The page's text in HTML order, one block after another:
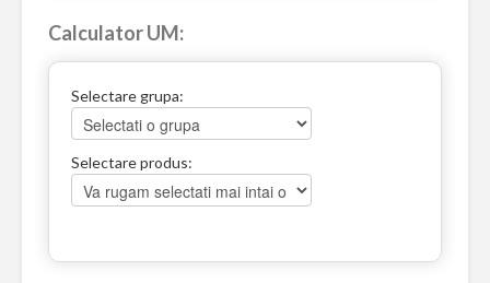
Calculator UM:
Selectare grupa:
Selectare produs: